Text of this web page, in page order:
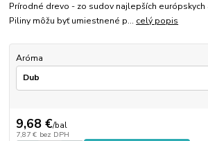
Prírodné drevo - zo sudov najlepších európskych
Piliny môžu byť umiestnené p... celý popis
Aróma
9,68 €/bal
7,87 € bez DPH